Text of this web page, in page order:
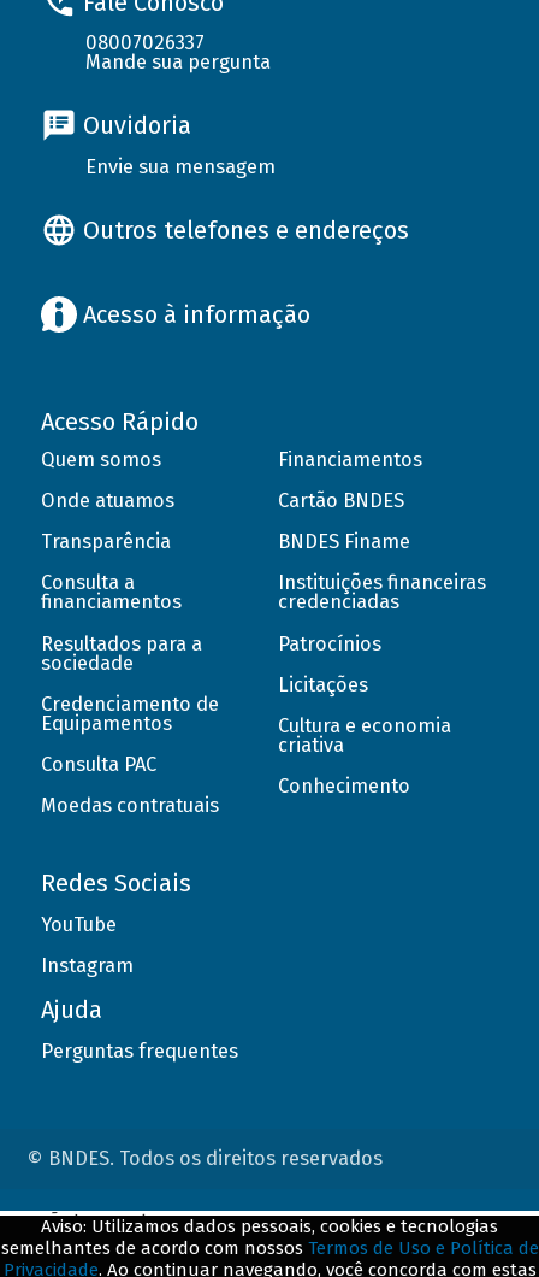
08007026337
Mande sua pergunta
Ouvidoria
Envie sua mensagem
Outros telefones e endereços
Acesso à informação
Acesso Rápido
Quem somos
Onde atuamos
Transparência
Consulta a
financiamentos
Resultados para a
sociedade
Credenciamento de
Equipamentos
Consulta PAC
Moedas contratuais
Financiamentos
Cartão BNDES
BNDES Finame
Instituições financeiras
credenciadas
Patrocínios
Licitações
Cultura e economia
criativa
Conhecimento
Redes Sociais
YouTube
Instagram
Ajuda
Perguntas frequentes
© BNDES. Todos os direitos reservados
Aviso: Utilizamos dados pessoais, cookies e tecnologias
semelhantes de acordo com nossos Termos de Uso e Política de
Privacidade. Ao continuar navegando, você concorda com estas
ConteÃºdo complementar
${title}${badge}